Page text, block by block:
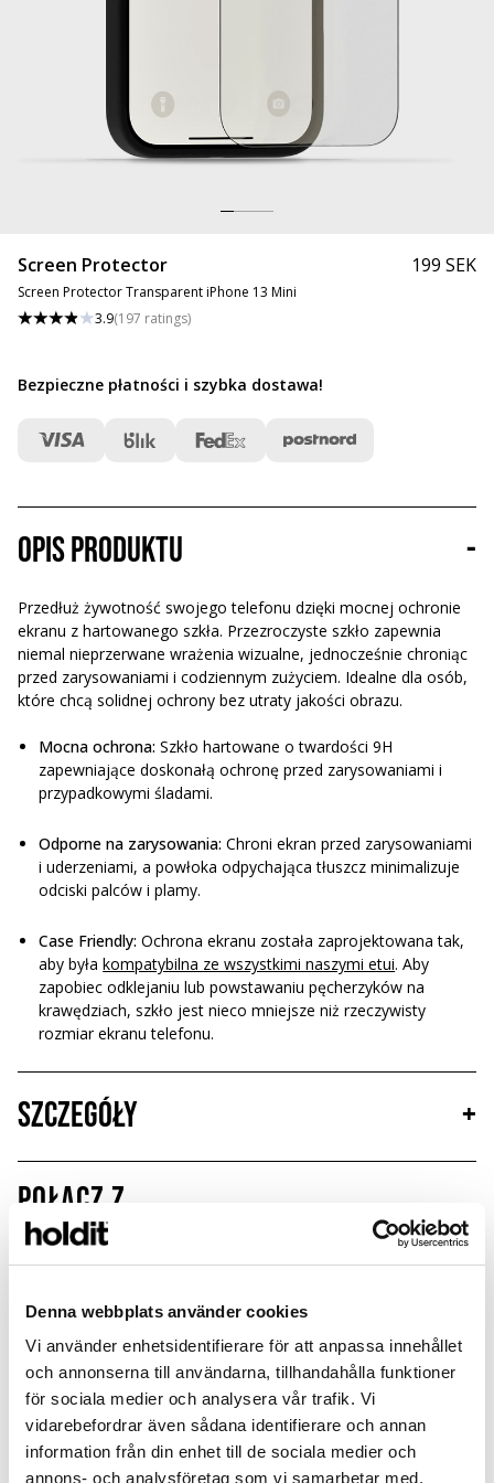
Denna webbplats använder cookies
Vi använder enhetsidentifierare för att anpassa innehållet
och annonserna till användarna, tillhandahålla funktioner
för sociala medier och analysera vår trafik. Vi
vidarebefordrar även sådana identifierare och annan
information från din enhet till de sociala medier och
annons- och analysföretag som vi samarbetar med.
Screen Protector
Screen Protector Transparent iPhone 13 Mini
3.9(197 ratings)
199 SEK
Bezpieczne płatności i szybka dostawa!
Opis produktu -
Przedłuż żywotność swojego telefonu dzięki mocnej ochronie
ekranu z hartowanego szkła. Przezroczyste szkło zapewnia
niemal nieprzerwane wrażenia wizualne, jednocześnie chroniąc
przed zarysowaniami i codziennym zużyciem. Idealne dla osób,
które chcą solidnej ochrony bez utraty jakości obrazu.
Mocna ochrona: Szkło hartowane o twardości 9H
zapewniające doskonałą ochronę przed zarysowaniami i
przypadkowymi śladami.
Odporne na zarysowania: Chroni ekran przed zarysowaniami
i uderzeniami, a powłoka odpychająca tłuszcz minimalizuje
odciski palców i plamy.
Case Friendly: Ochrona ekranu została zaprojektowana tak,
aby byłakompatybilna ze wszystkimi naszymi etui. Aby
zapobiec odklejaniu lub powstawaniu pęcherzyków na
krawędziach, szkło jest nieco mniejsze niż rzeczywisty
rozmiar ekranu telefonu.
Szczegóły
+
Połącz z
Limited Edition
New in